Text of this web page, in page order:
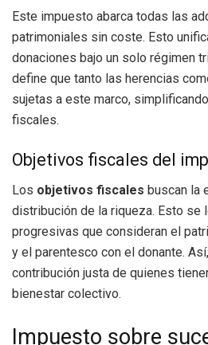
Este impuesto abarca todas las
patrimoniales sin coste. Esto
donaciones bajo un solo régimen
define que tanto las herencias
sujetas a este marco,
fiscales.
Objetivos fiscales del
Los objetivos fiscales buscan la
distribución de la riqueza. Esto se
progresivas que consideran el
y el parentesco con el donante.
contribución justa de quienes
bienestar colectivo.
Impuesto sobre